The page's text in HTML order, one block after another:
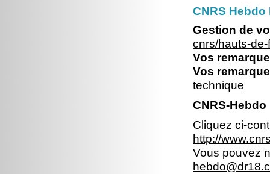
CNRS
Gestion de
cnrs/hauts-
Vos
Vos
technique
CNRS-
Cliquez ci-
http://
Vous pouvez